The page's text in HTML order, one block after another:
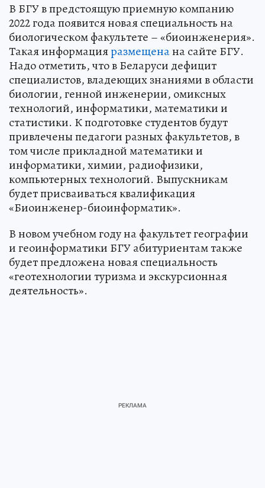
В БГУ в предстоящую приемную компанию
2022 года появится новая специальность на
биологическом факультете – «биоинженерия».
Такая информацияразмещенана сайте БГУ.
Надо отметить, что в Беларуси дефицит
специалистов, владеющих знаниями в области
биологии, генной инженерии, омиксных
технологий, информатики, математики и
статистики. К подготовке студентов будут
привлечены педагоги разных факультетов, в
том числе прикладной математики и
информатики, химии, радиофизики,
компьютерных технологий. Выпускникам
будет присваиваться квалификация
«Биоинженер-биоинформатик».
В новом учебном году на факультет географии
и геоинформатики БГУ абитуриентам также
будет предложена новая специальность
«геотехнологии туризма и экскурсионная
деятельность».